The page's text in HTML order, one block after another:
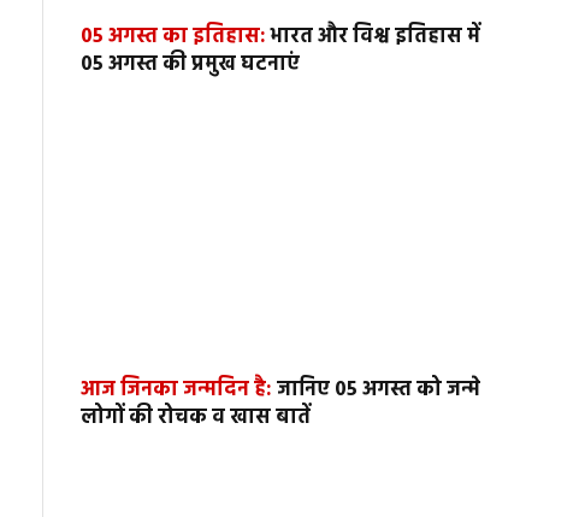
05 अगस्त का इतिहास:भारत और विश्व इतिहास में
05 अगस्त की प्रमुख घटनाएं
आज जिनका जन्मदिन है:जानिए 05 अगस्त को जन्मे
लोगों की रोचक व खास बातें